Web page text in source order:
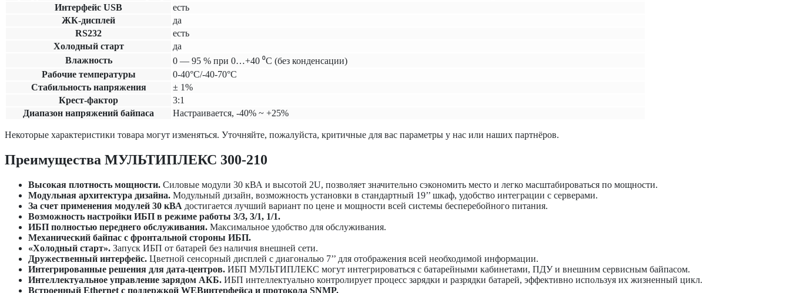
Интерфейс USB
есть
ЖК-дисплей
да
RS232
есть
Холодный старт
да
Влажность
0 — 95 % при 0…+40 ⁰С (без конденсации)
Рабочие температуры
0-40°C/-40-70°C
Cтабильность напряжения
± 1%
Крест-фактор
3:1
Диапазон напряжений байпаса
Настраивается, -40% ~ +25%
Некоторые характеристики товара могут изменяться. Уточняйте, пожалуйста, критичные для вас параметры у нас или наших партнёров.
Преимущества МУЛЬТИПЛЕКС 300-210
Высокая плотность мощности. Силовые модули 30 кВА и высотой 2U, позволяет значительно сэкономить место и легко масштабироваться по мощности.
Модульная архитектура дизайна. Модульный дизайн, возможность установки в стандартный 19’’ шкаф, удобство интеграции с серверами.
За счет применения модулей 30 кВА достигается лучший вариант по цене и мощности всей системы бесперебойного питания.
Возможность настройки ИБП в режиме работы 3/3, 3/1, 1/1.
ИБП полностью переднего обслуживания. Максимальное удобство для обслуживания.
Механический байпас с фронтальной стороны ИБП.
«Холодный старт». Запуск ИБП от батарей без наличия внешней сети.
Дружественный интерфейс. Цветной сенсорный дисплей с диагональю 7’’ для отображения всей необходимой информации.
Интегрированные решения для дата-центров. ИБП МУЛЬТИПЛЕКС могут интегрироваться с батарейными кабинетами, ПДУ и внешним сервисным байпасом.
Интеллектуальное управление зарядом АКБ. ИБП интеллектуально контролирует процесс зарядки и разрядки батарей, эффективно используя их жизненный цикл.
Встроенный Ethernet с поддержкой WEBинтерфейса и протокола SNMP.